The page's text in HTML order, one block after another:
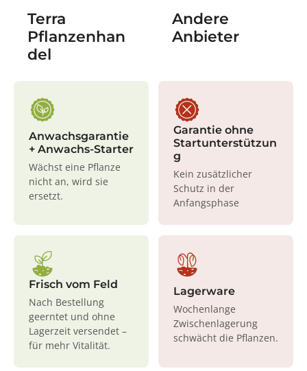
Terra
Pflanzenhan
del
Andere
Anbieter
Anwachsgarantie
+ Anwachs-Starter
Wächst eine Pflanze
nicht an, wird sie
ersetzt.
Garantie ohne
Startunterstützun
g
Kein zusätzlicher
Schutz in der
Anfangsphase
Frisch vom Feld
Nach Bestellung
geerntet und ohne
Lagerzeit versendet –
für mehr Vitalität.
Lagerware
Wochenlange
Zwischenlagerung
schwächt die Pflanzen.